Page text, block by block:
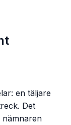
en täljare
Det